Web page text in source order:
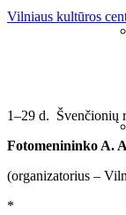
Vilniaus kultūros
1–29 d. Švenčionių
Fotomenininko A.
(organizatorius –
*